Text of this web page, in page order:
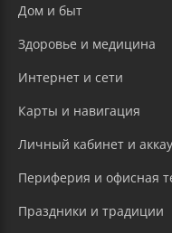
Дом и быт
Здоровье и медицина
Интернет и сети
Карты и навигация
Личный кабинет и
Периферия и офисная
Праздники и традиции